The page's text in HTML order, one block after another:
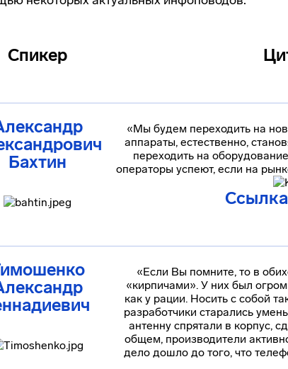
Спикер
Бахтин
«Мы будем переходить на
аппараты, естественно,
переходить на
операторы успеют, если на
«Если Вы помните, то в
«кирпичами». У них был
как у рации. Носить с собой
разработчики старались
антенну спрятали в корпус,
общем, производители
дело дошло до того, что